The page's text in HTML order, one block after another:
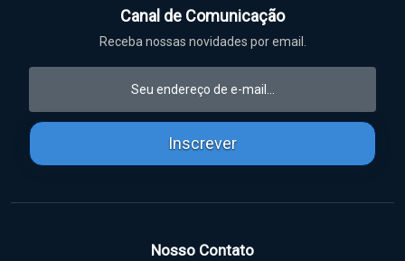
Canal de Comunicação
Receba nossas novidades por email.
Inscrever
Nosso Contato